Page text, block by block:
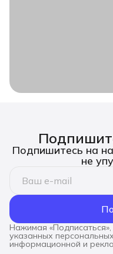
Подпишитесь на
не
Нажимая
указанных
информационной и